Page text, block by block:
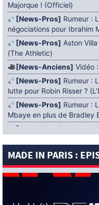
Majorque ! (Officiel)
[News-Pros] Rumeur :
négociations pour Ibrahim
[News-Pros] Aston
(The Athletic)
[News-Anciens] Vidéo
[News-Pros] Rumeur :
lutte pour Robin Risser ?
[News-Pros] Rumeur :
Mbaye en plus de Bradley
[News-Pros]
Rumeur :
[News-Pros]Rumeur :
4 AOÛT 2026
MADE IN PARIS :